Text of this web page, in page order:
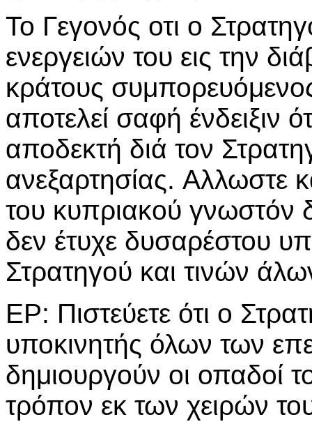
Το Γεγονός οτι ο
ενεργειών του εις την
κράτους
αποτελεί σαφή ένδειξιν
αποδεκτή διά τον
ανεξαρτησίας. Aλλωστε
του κυπριακού γνωστόν
δεν έτυχε δυσαρέστου
Στρατηγού και τινών
ΕΡ: Πιστεύετε ότι ο
υποκινητής όλων των
δημιουργούν οι οπαδοί
τρόπον εκ των χειρών